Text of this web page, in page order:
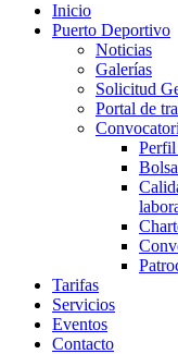
Inicio
Puerto Deportivo
Noticias
Galerías
Solicitud
Portal de
Perfil
Tarifas
Servicios
Eventos
Contacto